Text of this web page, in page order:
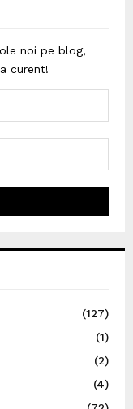
noi pe blog,
curent!
(127)
(1)
(2)
(4)